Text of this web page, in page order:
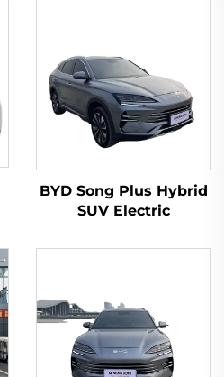
BYD Song Plus Hybrid
SUV Electric